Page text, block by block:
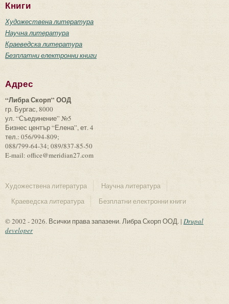
Книги
Художествена литература
Научна литература
Краеведска литература
Безплатни електронни книги
Адрес
“Либра Скорп” ООД
гр. Бургас, 8000
ул. “Съединение” №5
Бизнес център “Елена”, ет. 4
тел.: 056/994-809;
088/799-64-34; 089/837-85-50
E-mail: office@meridian27.com
Художествена литература
Научна литература
Краеведска литература
Безплатни електронни книги
© 2002 - 2026. Всички права запазени. Либра Скорп ООД. | Drupal
developer